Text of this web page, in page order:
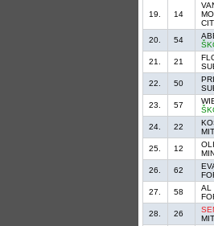
19. 14
20. 54
21.
21
22.
50
23.
57
24.
22
25.
12
26.
62
27.
58
AL
28.
26